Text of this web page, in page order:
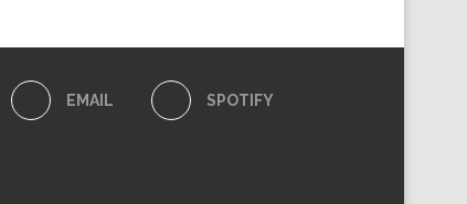
EMAIL SPOTIFY